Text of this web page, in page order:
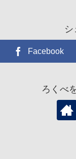
シ
Facebook
ろくべ